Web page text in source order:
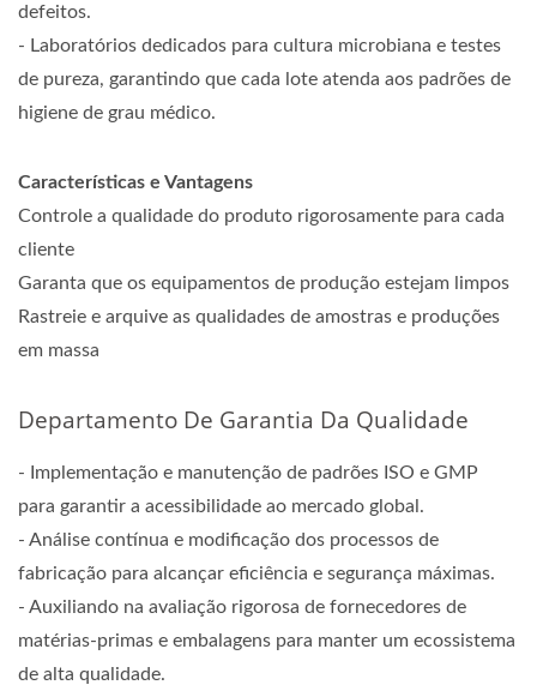
defeitos.
- Laboratórios dedicados para cultura microbiana e testes
de pureza, garantindo que cada lote atenda aos padrões de
higiene de grau médico.
Características e Vantagens
Controle a qualidade do produto rigorosamente para cada
cliente
Garanta que os equipamentos de produção estejam limpos
Rastreie e arquive as qualidades de amostras e produções
em massa
Departamento De Garantia Da Qualidade
- Implementação e manutenção de padrões ISO e GMP
para garantir a acessibilidade ao mercado global.
- Análise contínua e modificação dos processos de
fabricação para alcançar eficiência e segurança máximas.
- Auxiliando na avaliação rigorosa de fornecedores de
matérias-primas e embalagens para manter um ecossistema
de alta qualidade.